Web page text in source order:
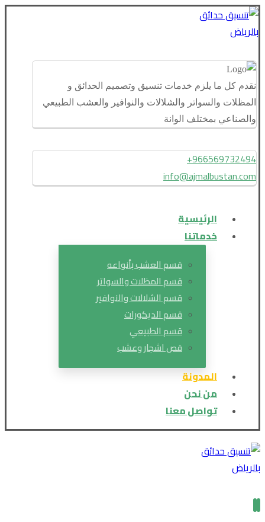
نقدم كل ما يلزم خدمات تنسيق وتصميم الحدائق و
المظلات والسواتر والشلالات والنوافير والعشب الطبيعي
والصناعي بمختلف الوانة
966569732494+
info@ajmalbustan.com
الرئيسية
خدماتنا
قسم العشب بأنواعه
قسم المظلات والسواتر
قسم الشلالات والنوافير
قسم الديكورات
قسم الطبيعي
قص اشجار وعشب
المدونة
من نحن
تواصل معنا